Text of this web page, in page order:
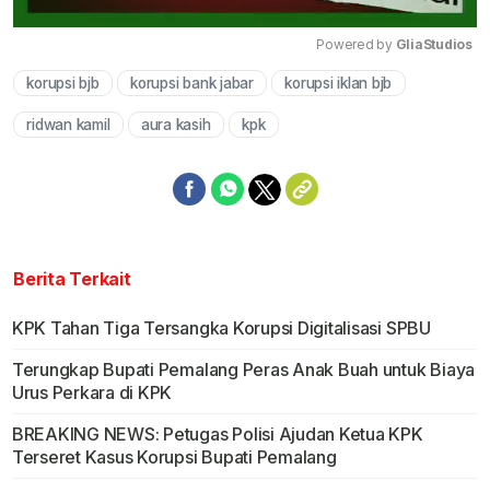
Mute
Powered by GliaStudios
korupsi bjb korupsi bank jabar korupsi iklan bjb
ridwan kamil aura kasih kpk
Berita Terkait
KPK Tahan Tiga Tersangka Korupsi Digitalisasi SPBU
Terungkap Bupati Pemalang Peras Anak Buah untuk Biaya
Urus Perkara di KPK
BREAKING NEWS: Petugas Polisi Ajudan Ketua KPK
Terseret Kasus Korupsi Bupati Pemalang